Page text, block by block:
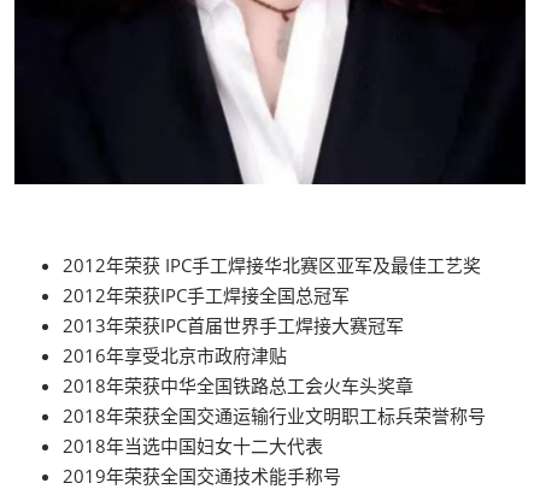
2012年荣获 IPC手工焊接华北赛区亚军及最佳工艺奖
2012年荣获IPC手工焊接全国总冠军
2013年荣获IPC首届世界手工焊接大赛冠军
2016年享受北京市政府津贴
2018年荣获中华全国铁路总工会火车头奖章
2018年荣获全国交通运输行业文明职工标兵荣誉称号
2018年当选中国妇女十二大代表
2019年荣获全国交通技术能手称号